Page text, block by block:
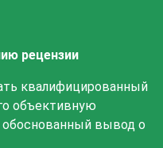
рецензии
квалифицированный
объективную
вывод о